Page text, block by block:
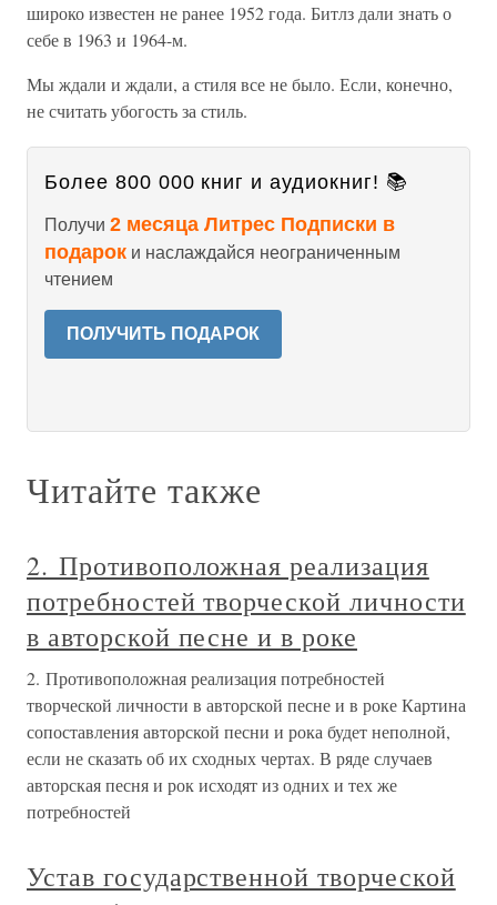
широко известен не ранее 1952 года. Битлз дали знать о
себе в 1963 и 1964-м.
Мы ждали и ждали, а стиля все не было. Если, конечно,
не считать убогость за стиль.
Более 800 000 книг и аудиокниг! 📚
Получи 2 месяца Литрес Подписки в
подарок и наслаждайся неограниченным
чтением
ПОЛУЧИТЬ ПОДАРОК
Читайте также
2. Противоположная реализация
потребностей творческой личности
в авторской песне и в роке
2. Противоположная реализация потребностей
творческой личности в авторской песне и в роке Картина
сопоставления авторской песни и рока будет неполной,
если не сказать об их сходных чертах. В ряде случаев
авторская песня и рок исходят из одних и тех же
потребностей
Устав государственной творческой